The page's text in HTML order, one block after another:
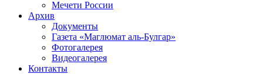
Мечети России
Архив
Документы
Газета «Маглюмат аль-Булгар»
Фотогалерея
Видеогалерея
Контакты